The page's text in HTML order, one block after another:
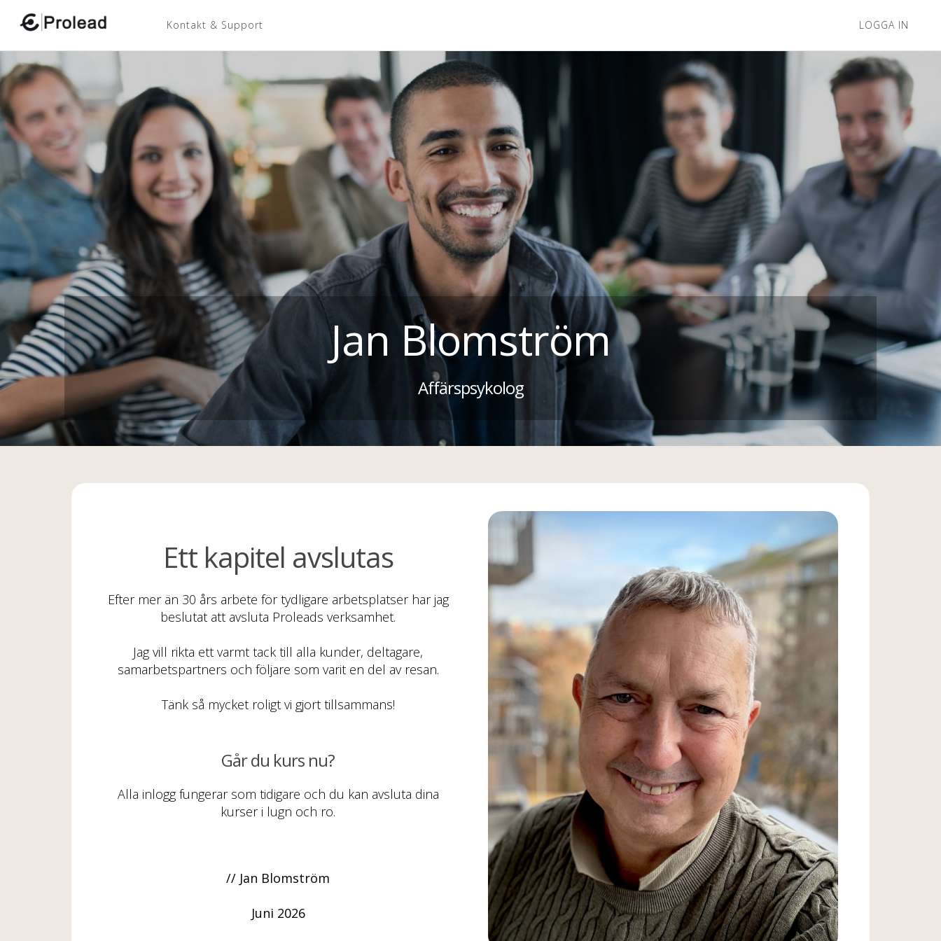
Kontakt & Support LOGGA IN
Jan Blomström
Affärspsykolog
Ett kapitel avslutas
Efter mer än 30 års arbete för tydligare arbetsplatser har jag
beslutat att avsluta Proleads verksamhet.
Jag vill rikta ett varmt tack till alla kunder, deltagare,
samarbetspartners och följare som varit en del av resan.
Tänk så mycket roligt vi gjort tillsammans!
Går du kurs nu?
Alla inlogg fungerar som tidigare och du kan avsluta dina
kurser i lugn och ro.
// Jan Blomström
Juni 2026